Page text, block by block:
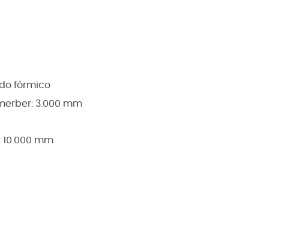
fórmico
3.000 mm
10.000 mm